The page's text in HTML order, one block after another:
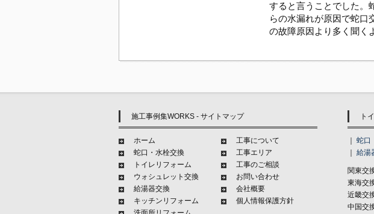
すると言うことでした。
らの水漏れが原因で蛇口
の故障原因より多く聞く
施工事例集WORKS - サイトマップ
ホーム
蛇口・水栓交換
トイレリフォーム
ウォシュレット交換
給湯器交換
キッチンリフォーム
工事について
工事エリア
工事のご相談
お問い合わせ
会社概要
個人情報保護方針
ト
蛇口
給湯
関東交
東海交
近畿交
中国交